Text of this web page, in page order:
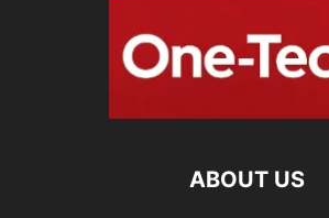
ABOUT US